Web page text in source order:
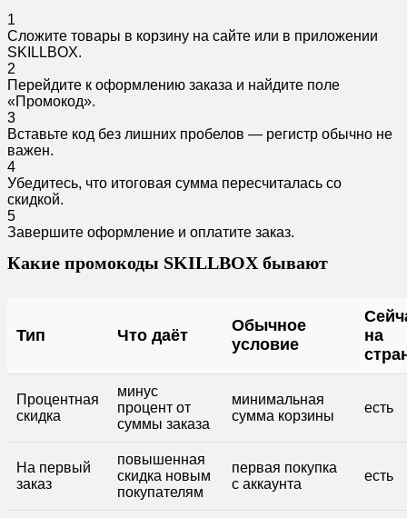
1
Сложите товары в корзину на сайте или в приложении
SKILLBOX.
2
Перейдите к оформлению заказа и найдите поле
«Промокод».
3
Вставьте код без лишних пробелов — регистр обычно не
важен.
4
Убедитесь, что итоговая сумма пересчиталась со
скидкой.
5
Завершите оформление и оплатите заказ.
Какие промокоды SKILLBOX бывают
Тип Что даёт
Обычное
условие
на
Процентная
скидка
минус
процент от
суммы заказа
минимальная
сумма корзины
есть
На первый
заказ
повышенная
скидка новым
покупателям
первая покупка
с аккаунта
есть